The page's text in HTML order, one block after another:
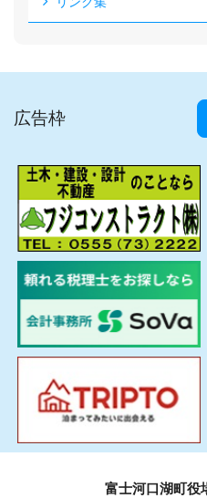
広告枠
富士河口湖町役